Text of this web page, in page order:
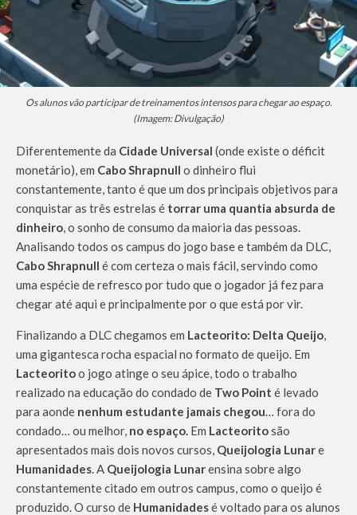
Os alunos vão participar de treinamentos intensos para chegar ao espaço.
(Imagem: Divulgação)
Diferentemente da Cidade Universal (onde existe o déficit
monetário), em Cabo Shrapnull o dinheiro flui
constantemente, tanto é que um dos principais objetivos para
conquistar as três estrelas é torrar uma quantia absurda de
dinheiro, o sonho de consumo da maioria das pessoas.
Analisando todos os campus do jogo base e também da DLC,
Cabo Shrapnull é com certeza o mais fácil, servindo como
uma espécie de refresco por tudo que o jogador já fez para
chegar até aqui e principalmente por o que está por vir.
Finalizando a DLC chegamos em Lacteorito: Delta Queijo,
uma gigantesca rocha espacial no formato de queijo. Em
Lacteoritoo jogo atinge o seu ápice, todo o trabalho
realizado na educação do condado de Two Point é levado
para aonde nenhum estudante jamais chegou… fora do
condado… ou melhor, no espaço. Em Lacteoritosão
apresentados mais dois novos cursos, Queijologia Lunare
Humanidades. A Queijologia Lunarensina sobre algo
constantemente citado em outros campus, como o queijo é
produzido. O curso de Humanidadesé voltado para os alunos